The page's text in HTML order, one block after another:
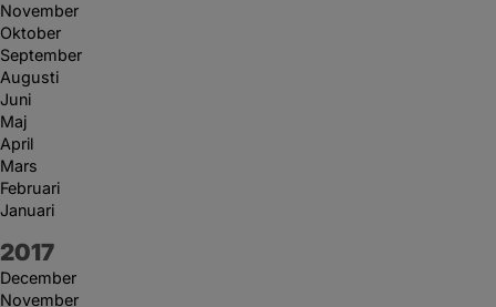
November
Oktober
September
Augusti
Juni
Maj
April
Mars
Februari
Januari
År:
2017
December
November